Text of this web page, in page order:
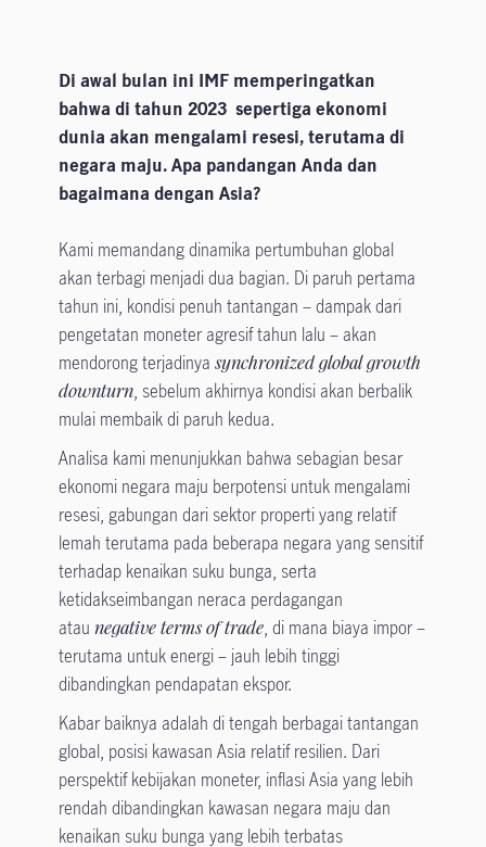
Di awal bulan ini IMF memperingatkan
bahwa di tahun 2023 sepertiga ekonomi
dunia akan mengalami resesi, terutama di
negara maju. Apa pandangan Anda dan
bagaimana dengan Asia?
Kami memandang dinamika pertumbuhan global
akan terbagi menjadi dua bagian. Di paruh pertama
tahun ini, kondisi penuh tantangan – dampak dari
pengetatan moneter agresif tahun lalu – akan
mendorong terjadinya synchronized global growth
downturn, sebelum akhirnya kondisi akan berbalik
mulai membaik di paruh kedua.
Analisa kami menunjukkan bahwa sebagian besar
ekonomi negara maju berpotensi untuk mengalami
resesi, gabungan dari sektor properti yang relatif
lemah terutama pada beberapa negara yang sensitif
terhadap kenaikan suku bunga, serta
ketidakseimbangan neraca perdagangan
atau negative terms of trade, di mana biaya impor –
terutama untuk energi – jauh lebih tinggi
dibandingkan pendapatan ekspor.
Kabar baiknya adalah di tengah berbagai tantangan
global, posisi kawasan Asia relatif resilien. Dari
perspektif kebijakan moneter, inflasi Asia yang lebih
rendah dibandingkan kawasan negara maju dan
kenaikan suku bunga yang lebih terbatas